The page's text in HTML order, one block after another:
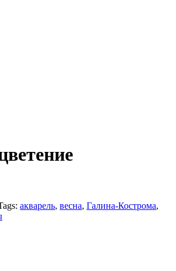
акварель, весна, Галина-Кострома,